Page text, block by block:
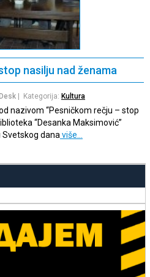
nasilju nad ženama
| Kategorija: Kultura
nazivom “Pesničkom rečju – stop
“Desanka Maksimović”
Svetskog danaviše…